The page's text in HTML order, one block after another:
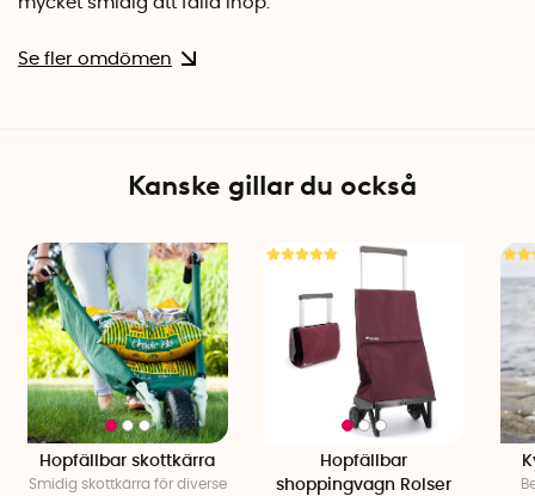
Se fler omdömen
Kanske gillar du också
Hopfällbar skottkärra
Smidig skottkärra för diverse
Hopfällbar
shoppingvagn Rolser